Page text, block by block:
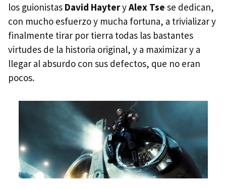
los guionistas David HayteryAlex Tse se dedican,
con mucho esfuerzo y mucha fortuna, a trivializar y
finalmente tirar por tierra todas las bastantes
virtudes de la historia original, y a maximizar y a
llegar al absurdo con sus defectos, que no eran
pocos.